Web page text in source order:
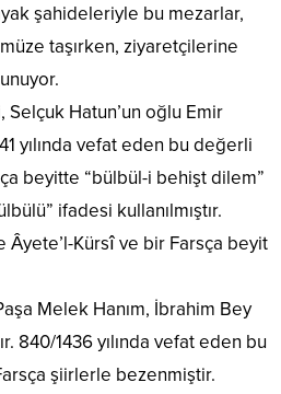
şahideleriyle bu mezarlar,
taşırken, ziyaretçilerine
Selçuk Hatun’un oğlu Emir
yılında vefat eden bu değerli
beyitte “bülbül-i behişt dilem”
ifadesi kullanılmıştır.
Kürsî ve bir Farsça beyit
Melek Hanım, İbrahim Bey
840/1436 yılında vefat eden bu
şiirlerle bezenmiştir.